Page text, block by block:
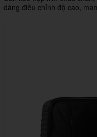
dàng điều chỉnh độ cao,